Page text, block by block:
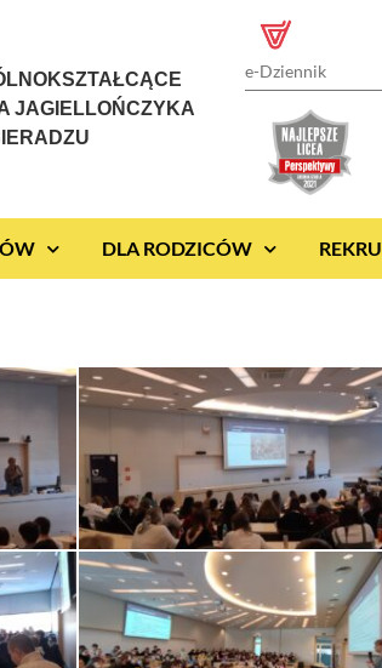
JAGIELLOŃCZYKA
e-Dziennik
DLA RODZICÓW